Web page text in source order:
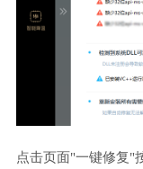
点击页面"一键修复"